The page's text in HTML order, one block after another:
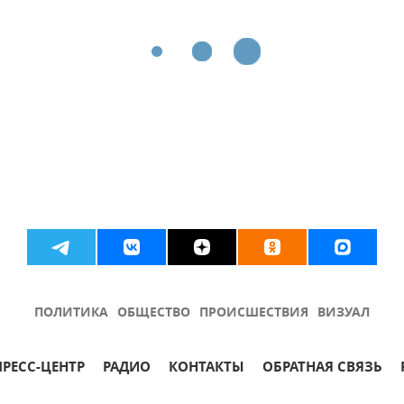
ПОЛИТИКА ОБЩЕСТВО ПРОИСШЕСТВИЯ ВИЗУАЛ
ЦЕНТР РАДИО КОНТАКТЫ ОБРАТНАЯ СВЯЗЬ